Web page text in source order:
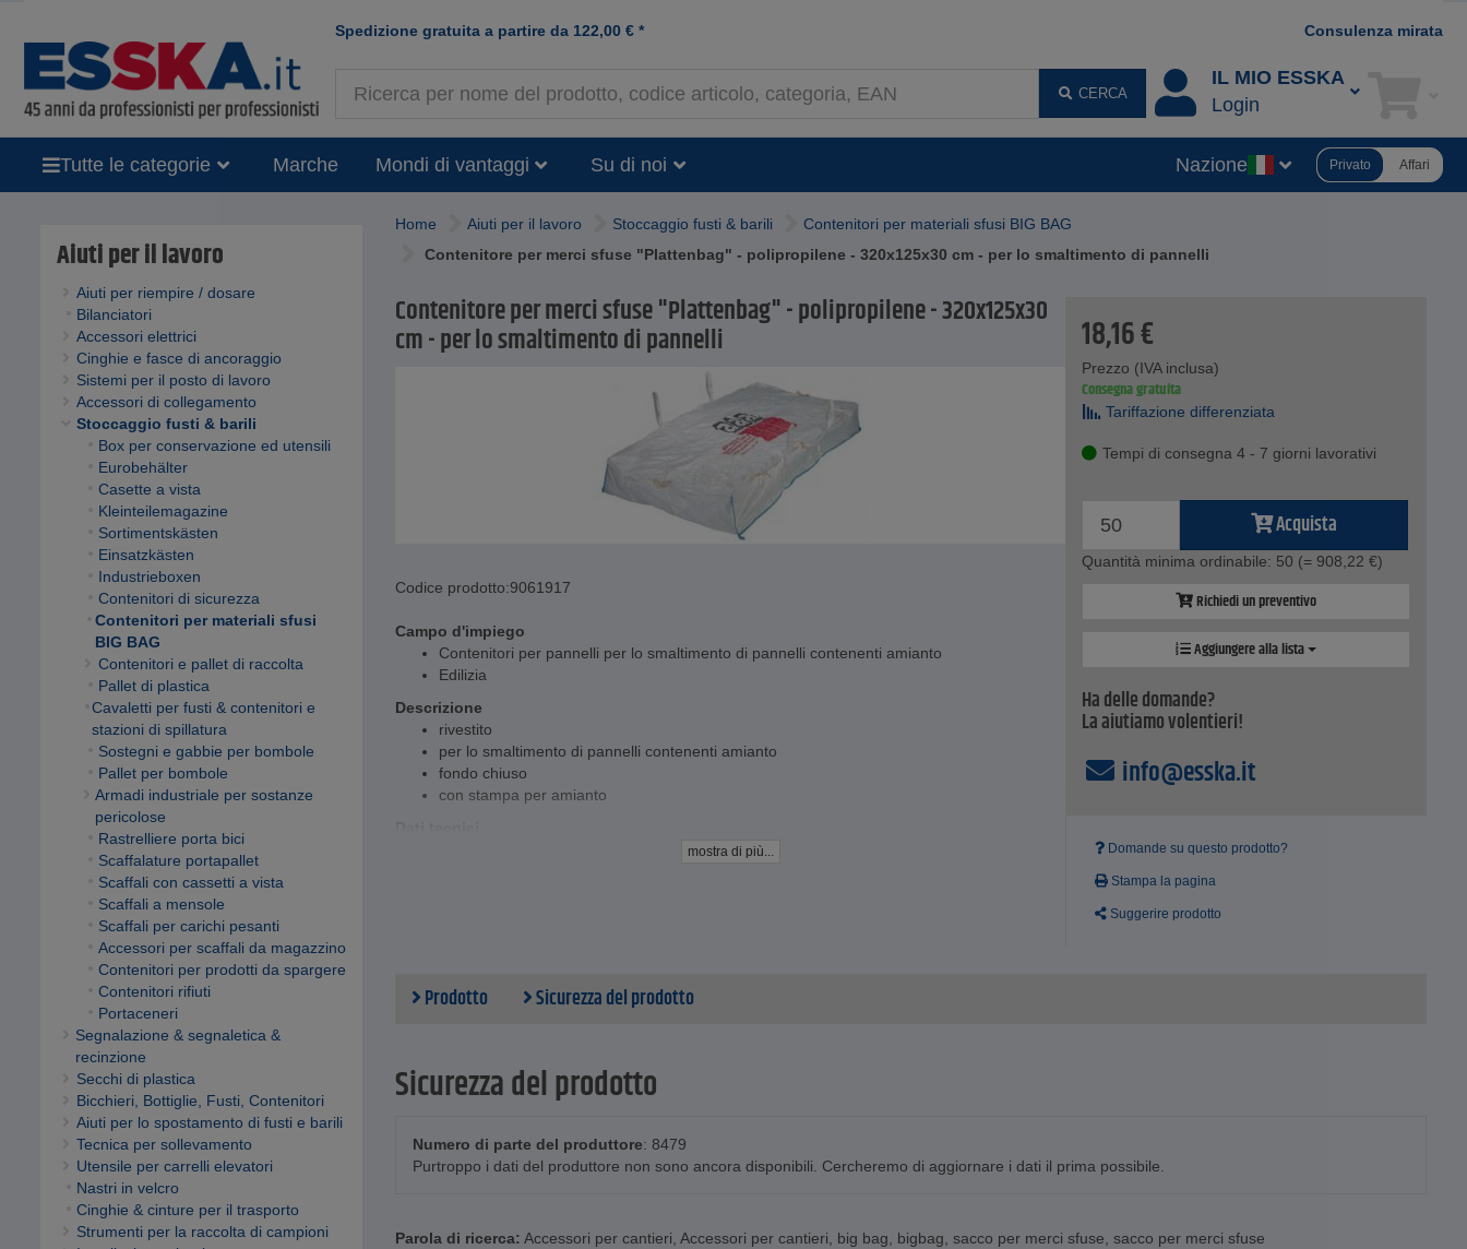
Spedizione gratuita a partire da 122,00 € * Consulenza mirata
CERCA
IL MIO ESSKA
Login
Tutte le categorie Marche Mondi di vantaggi Su di noi Nazione Privato Affari
Aiuti per il lavoro
Aiuti per riempire / dosare
Bilanciatori
Accessori elettrici
Cinghie e fasce di ancoraggio
Sistemi per il posto di lavoro
Accessori di collegamento
Stoccaggio fusti & barili
Box per conservazione ed utensili
Eurobehälter
Casette a vista
Kleinteilemagazine
Sortimentskästen
Einsatzkästen
Industrieboxen
Contenitori di sicurezza
Contenitori per materiali sfusi
BIG BAG
Contenitori e pallet di raccolta
Pallet di plastica
Cavaletti per fusti & contenitori e
stazioni di spillatura
Sostegni e gabbie per bombole
Pallet per bombole
Armadi industriale per sostanze
pericolose
Rastrelliere porta bici
Scaffalature portapallet
Scaffali con cassetti a vista
Scaffali a mensole
Scaffali per carichi pesanti
Accessori per scaffali da magazzino
Contenitori per prodotti da spargere
Contenitori rifiuti
Portaceneri
Segnalazione & segnaletica &
recinzione
Secchi di plastica
Bicchieri, Bottiglie, Fusti, Contenitori
Aiuti per lo spostamento di fusti e barili
Tecnica per sollevamento
Utensile per carrelli elevatori
Nastri in velcro
Cinghie & cinture per il trasporto
Strumenti per la raccolta di campioni
Home Aiuti per il lavoro Stoccaggio fusti & barili
Contenitori per materiali sfusi BIG BAG
Contenitore per merci sfuse "Plattenbag" - polipropilene - 320x125x30 cm - per lo smaltimento di pannelli
Contenitore per merci sfuse "Plattenbag" - polipropilene - 320x125x30
cm - per lo smaltimento di pannelli
Codice prodotto:9061917
Campo d'impiego
Contenitori per pannelli per lo smaltimento di pannelli contenenti amianto
Edilizia
Descrizione
rivestito
per lo smaltimento di pannelli contenenti amianto
fondo chiuso
con stampa per amianto
mostra di più...
18,16€
Prezzo (IVA inclusa)
Consegna gratuita
Tariffazione differenziata
Tempi di consegna 4 - 7 giorni lavorativi
Acquista
Quantità minima ordinabile: 50 (= 908,22 €)
Richiedi un preventivo
Aggiungere alla lista
Ha delle domande?
La aiutiamo volentieri!
info@esska.it
Domande su questo prodotto?
Stampa la pagina
Suggerire prodotto
Prodotto Sicurezza del prodotto
Sicurezza del prodotto
Numero di parte del produttore: 8479
Purtroppo i dati del produttore non sono ancora disponibili. Cercheremo di aggiornare i dati il prima possibile.
Parola di ricerca: Accessori per cantieri, Accessori per cantieri, big bag, bigbag, sacco per merci sfuse, sacco per merci sfuse